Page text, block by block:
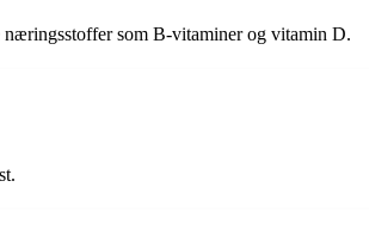
som B-vitaminer og vitamin D.